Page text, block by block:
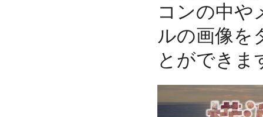
コンの中や
ルの画像を
とができま